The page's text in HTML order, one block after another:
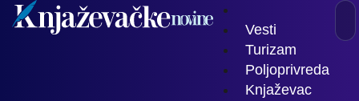
Vesti
Turizam
Poljoprivreda
Knjaževac